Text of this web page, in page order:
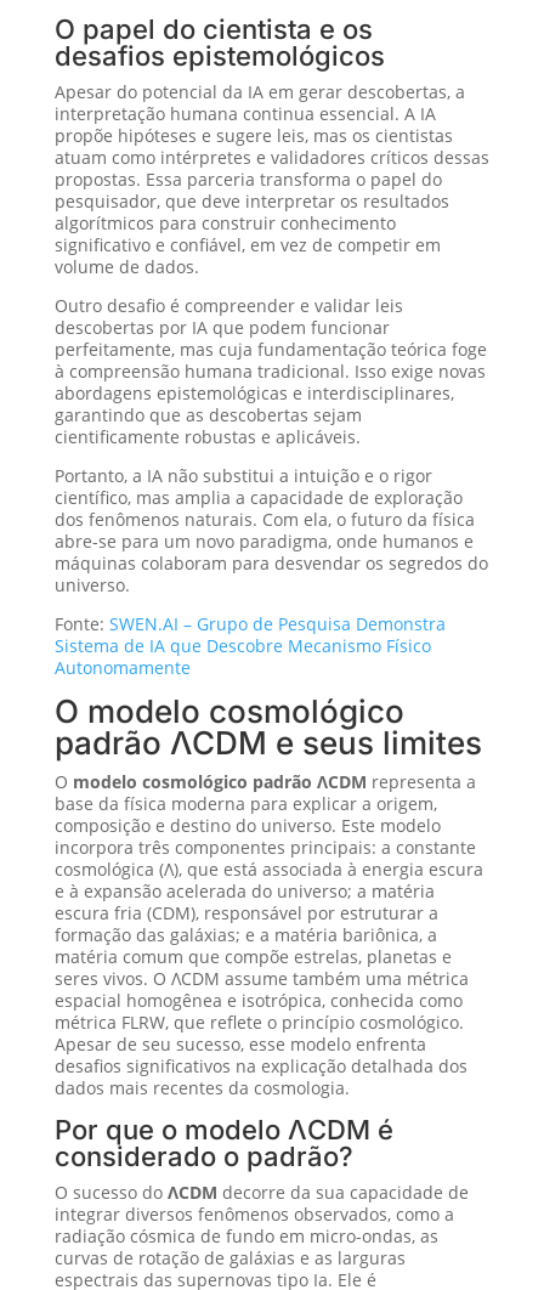
O papel do cientista e os
desafios epistemológicos
Apesar do potencial da IA em gerar descobertas, a
interpretação humana continua essencial. A IA
propõe hipóteses e sugere leis, mas os cientistas
atuam como intérpretes e validadores críticos dessas
propostas. Essa parceria transforma o papel do
pesquisador, que deve interpretar os resultados
algorítmicos para construir conhecimento
significativo e confiável, em vez de competir em
volume de dados.
Outro desafio é compreender e validar leis
descobertas por IA que podem funcionar
perfeitamente, mas cuja fundamentação teórica foge
à compreensão humana tradicional. Isso exige novas
abordagens epistemológicas e interdisciplinares,
garantindo que as descobertas sejam
cientificamente robustas e aplicáveis.
Portanto, a IA não substitui a intuição e o rigor
científico, mas amplia a capacidade de exploração
dos fenômenos naturais. Com ela, o futuro da física
abre-se para um novo paradigma, onde humanos e
máquinas colaboram para desvendar os segredos do
universo.
Fonte: SWEN.AI – Grupo de Pesquisa Demonstra
Sistema de IA que Descobre Mecanismo Físico
Autonomamente
O modelo cosmológico
padrão ΛCDM e seus limites
O modelo cosmológico padrão ΛCDM representa a
base da física moderna para explicar a origem,
composição e destino do universo. Este modelo
incorpora três componentes principais: a constante
cosmológica (Λ), que está associada à energia escura
e à expansão acelerada do universo; a matéria
escura fria (CDM), responsável por estruturar a
formação das galáxias; e a matéria bariônica, a
matéria comum que compõe estrelas, planetas e
seres vivos. O ΛCDM assume também uma métrica
espacial homogênea e isotrópica, conhecida como
métrica FLRW, que reflete o princípio cosmológico.
Apesar de seu sucesso, esse modelo enfrenta
desafios significativos na explicação detalhada dos
dados mais recentes da cosmologia.
Por que o modelo ΛCDM é
considerado o padrão?
O sucesso do ΛCDM decorre da sua capacidade de
integrar diversos fenômenos observados, como a
radiação cósmica de fundo em micro-ondas, as
curvas de rotação de galáxias e as larguras
espectrais das supernovas tipo Ia. Ele é